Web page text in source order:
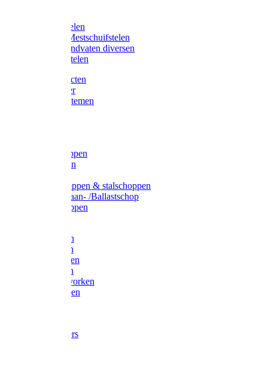
Gardena stelen
Sneeuw- /Mestschuifstelen
Stelen / Handvaten diversen
Telescoopstelen
Tuin producten
Fruitplukker
Ophangsystemen
Betonschoppen
Schepbatsen
Ballastschoppen & stalschoppen
Slijtsrip Graan- /Ballastschop
Graanschoppen
Hooivorken
Mestvorken
Bietenvorken
Maisvorken
Aardappelvorken
Vijgenvorken
Tuinkrabbers